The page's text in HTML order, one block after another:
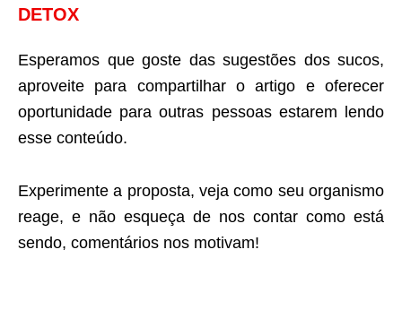
DETOX
Esperamos que goste das sugestões dos sucos,
aproveite para compartilhar o artigo e oferecer
oportunidade para outras pessoas estarem lendo
esse conteúdo.
Experimente a proposta, veja como seu organismo
reage, e não esqueça de nos contar como está
sendo, comentários nos motivam!